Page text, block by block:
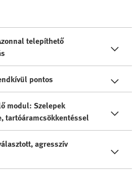
telepíthető
pontos
modul: Szelepek
tartóáramcsökkentéssel
agresszív